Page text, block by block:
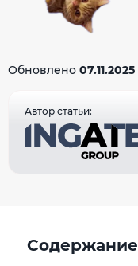
Обновлено 07.11.2025
Автор статьи:
Содержание